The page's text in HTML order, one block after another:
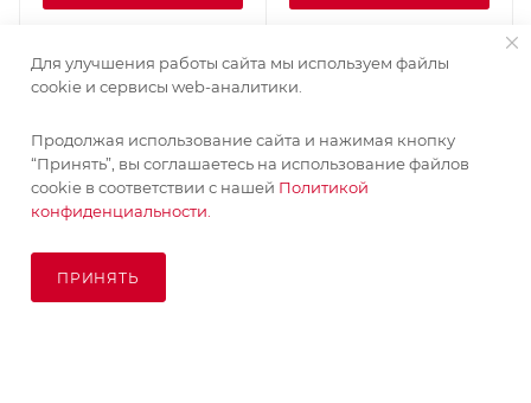
Для улучшения работы сайта мы используем файлы
cookie и сервисы web-аналитики.
Продолжая использование сайта и нажимая кнопку
“Принять”, вы соглашаетесь на использование файлов
cookie в соответствии с нашей Политикой
конфиденциальности.
ПРИНЯТЬ